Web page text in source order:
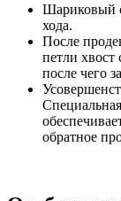
Шариковый
хода.
После
петли хвост
после чего
обратное